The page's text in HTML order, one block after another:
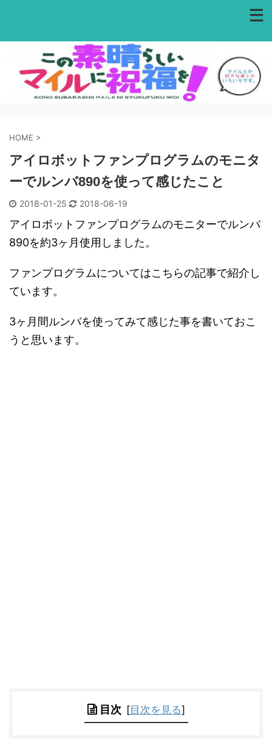
HOME >
アイロボットファンプログラムのモニタ
ーでルンバ890を使って感じたこと
2018-01-25 2018-06-19
アイロボットファンプログラムのモニターでルンバ
890を約3ヶ月使用しました。
ファンプログラムについてはこちらの記事で紹介し
ています。
3ヶ月間ルンバを使ってみて感じた事を書いておこ
うと思います。
目次 [目次を見る]